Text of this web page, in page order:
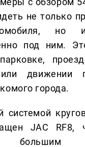
не только
но
под ним.
движении
города.
системой
JAC RF8,
большим